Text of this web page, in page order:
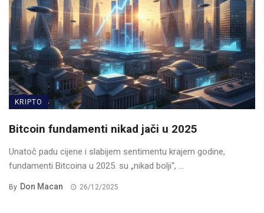
KRIPTO
Bitcoin fundamenti nikad jači u 2025
Unatoč padu cijene i slabijem sentimentu krajem godine,
fundamenti Bitcoina u 2025. su „nikad bolji“, ...
By Don Macan 26/12/2025